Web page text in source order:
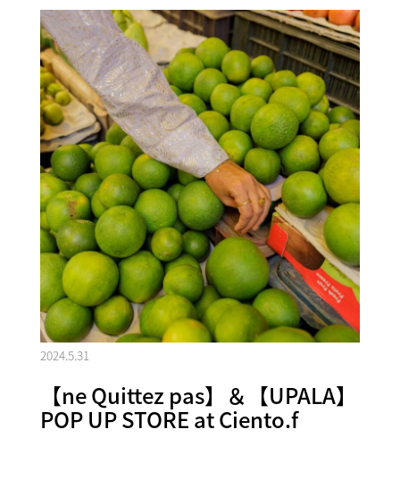
2024.5.31
【ne Quittez pas】＆【UPALA】
POP UP STORE at Ciento.f